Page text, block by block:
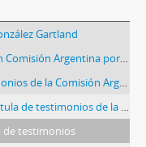
Gartland
por los Derechos Humanos
Argentina de Derechos Humanos
testimonios de la CADHU
de testimonios